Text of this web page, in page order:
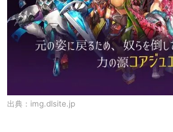
出典： img.dlsite.jp